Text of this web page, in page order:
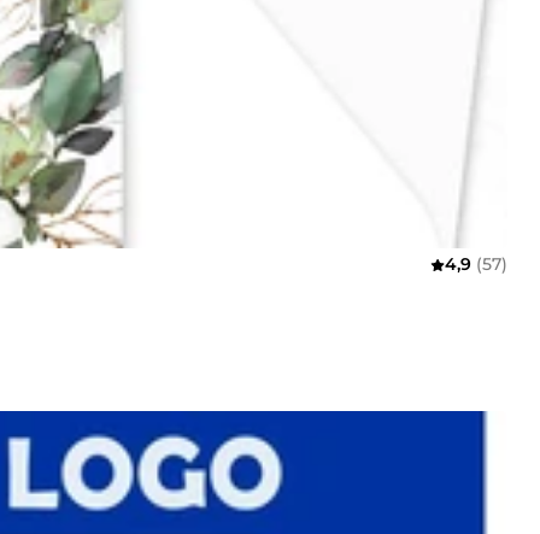
4,9 (57)